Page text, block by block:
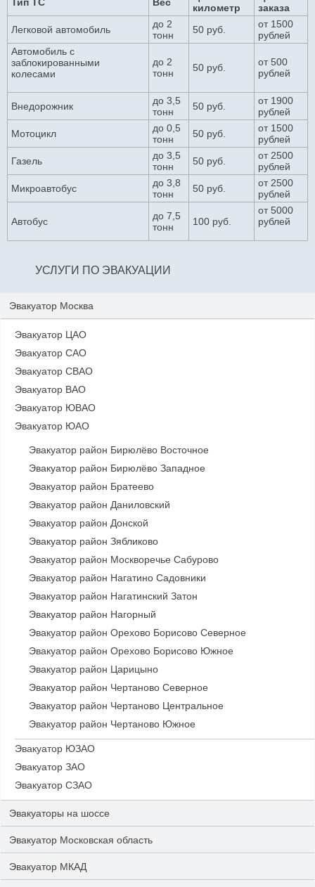
километр
заказа
Легковой автомобиль
до 2
тонн
50 руб.
от 1500
рублей
Автомобиль с
заблокированными
колесами
до 2
тонн
50 руб.
от 500
рублей
Внедорожник
до 3,5
тонн
50 руб.
от 1900
рублей
Мотоцикл
до 0,5
тонн
50 руб.
от 1500
рублей
Газель
до 3,5
тонн
50 руб.
от 2500
рублей
Микроавтобус
до 3,8
тонн
50 руб.
от 2500
рублей
Автобус
до 7,5
тонн
100 руб.
от 5000
рублей
УСЛУГИ ПО ЭВАКУАЦИИ
Эвакуатор Москва
Эвакуатор ЦАО
Эвакуатор САО
Эвакуатор СВАО
Эвакуатор ВАО
Эвакуатор ЮВАО
Эвакуатор ЮАО
Эвакуатор район Бирюлёво Восточное
Эвакуатор район Бирюлёво Западное
Эвакуатор район Братеево
Эвакуатор район Даниловский
Эвакуатор район Донской
Эвакуатор район Зябликово
Эвакуатор район Москворечье Сабурово
Эвакуатор район Нагатино Cадовники
Эвакуатор район Нагатинский Затон
Эвакуатор район Нагорный
Эвакуатор район Орехово Борисово Северное
Эвакуатор район Орехово Борисово Южное
Эвакуатор район Царицыно
Эвакуатор район Чертаново Северное
Эвакуатор район Чертаново Центральное
Эвакуатор район Чертаново Южное
Эвакуатор ЮЗАО
Эвакуатор ЗАО
Эвакуатор СЗАО
Эвакуаторы на шоссе
Эвакуатор Московская область
Эвакуатор МКАД